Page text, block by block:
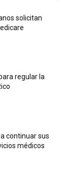
solicitan
regular la
continuar sus
médicos